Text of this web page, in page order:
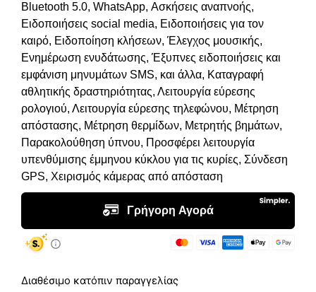
Bluetooth 5.0, WhatsApp, Ασκήσεις αναπνοής,
Ειδοποιήσεις social media, Ειδοποιήσεις για τον
καιρό, Ειδοποίηση κλήσεων, Έλεγχος μουσικής,
Ενημέρωση ενυδάτωσης, Έξυπνες ειδοποιήσεις και
εμφάνιση μηνυμάτων SMS, και άλλα, Καταγραφή
αθλητικής δραστηριότητας, Λειτουργία εύρεσης
ρολογιού, Λειτουργία εύρεσης τηλεφώνου, Μέτρηση
απόστασης, Μέτρηση θερμίδων, Μετρητής βημάτων,
Παρακολούθηση ύπνου, Προσφέρει λειτουργία
υπενθύμισης έμμηνου κύκλου για τις κυρίες, Σύνδεση
GPS, Χειρισμός κάμερας από απόσταση
Διαθέσιμο κατόπιν παραγγελίας